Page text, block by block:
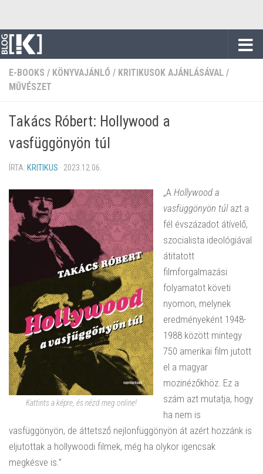
E-BOOKS / KÖNYVAJÁNLÓ / KRITIKUSOK AJÁNLÁSÁVAL /
MŰVÉSZET
Takács Róbert: Hollywood a
vasfüggönyön túl
ÍRTA: KRITIKUS · 2023.12.06.
Kattints a képre, és nézd meg online!
„A Hollywood a
vasfüggönyön túlazt a
fél évszázadot átívelő,
szocialista ideológiával
átitatott
filmforgalmazási
folyamatot követi
nyomon, melynek
eredményeként 1948-
1988 között mintegy
750 amerikai film jutott
el a magyar
mozinézőkhöz. Ez a
szám azt mutatja, hogy
ha nem is
vasfüggönyön, de áttetsző nejlonfüggönyön át azért hozzánk is
eljutottak a hollywoodi filmek, még ha olykor igencsak
megkésve is.”